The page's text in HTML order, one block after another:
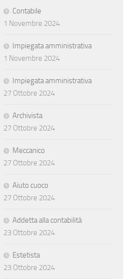
Contabile
1 Novembre 2024
Impiegata amministrativa
1 Novembre 2024
Impiegata amministrativa
27 Ottobre 2024
Archivista
27 Ottobre 2024
Meccanico
27 Ottobre 2024
Aiuto cuoco
27 Ottobre 2024
Addetta alla contabilità
23 Ottobre 2024
Estetista
23 Ottobre 2024